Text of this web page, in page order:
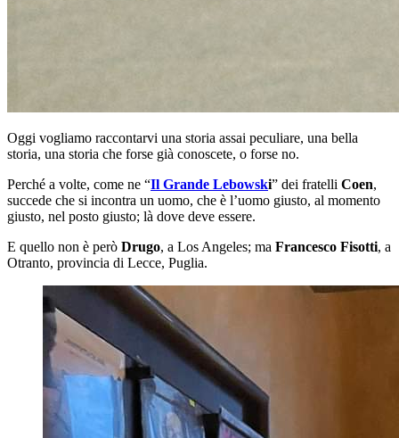
Oggi vogliamo raccontarvi una storia assai peculiare, una bella
storia, una storia che forse già conoscete, o forse no.
Perché a volte, come ne “Il Grande Lebowski” dei fratelli Coen,
succede che si incontra un uomo, che è l’uomo giusto, al momento
giusto, nel posto giusto; là dove deve essere.
E quello non è però Drugo, a Los Angeles; ma Francesco Fisotti, a
Otranto, provincia di Lecce, Puglia.